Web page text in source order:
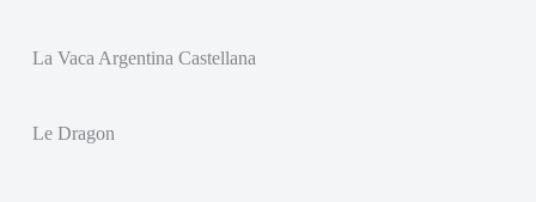
La Vaca Argentina Castellana
Le Dragon